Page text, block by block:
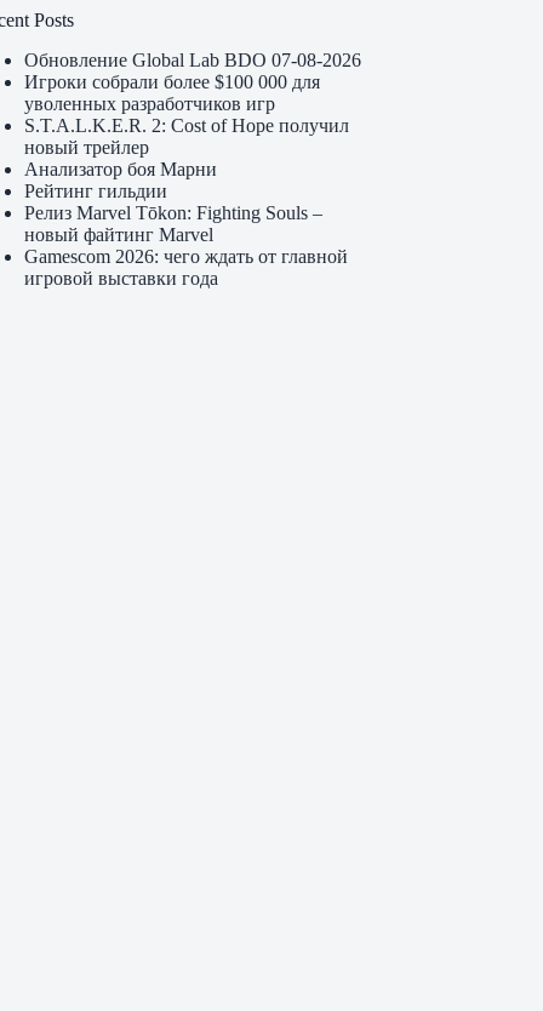
Posts
Обновление Global Lab BDO 07-08-2026
Игроки собрали более $100 000 для
уволенных разработчиков игр
S.T.A.L.K.E.R. 2: Cost of Hope получил
новый трейлер
Анализатор боя Марни
Рейтинг гильдии
Релиз Marvel Tōkon: Fighting Souls –
новый файтинг Marvel
Gamescom 2026: чего ждать от главной
игровой выставки года